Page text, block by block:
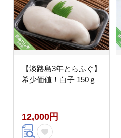
【淡路島3年とらふぐ】
希少価値！白子 150ｇ
12,000円